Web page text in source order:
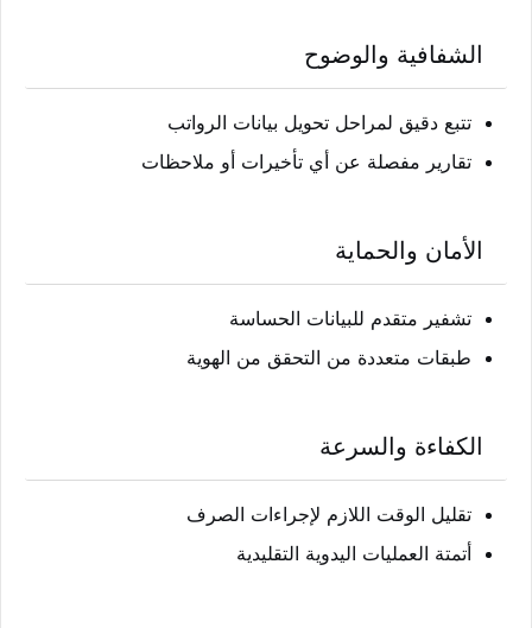
الشفافية والوضوح
تتبع دقيق لمراحل تحويل بيانات الرواتب
تقارير مفصلة عن أي تأخيرات أو ملاحظات
الأمان والحماية
تشفير متقدم للبيانات الحساسة
طبقات متعددة من التحقق من الهوية
الكفاءة والسرعة
تقليل الوقت اللازم لإجراءات الصرف
أتمتة العمليات اليدوية التقليدية